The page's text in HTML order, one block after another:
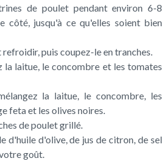
de poulet pendant environ 6-8
côté, jusqu'à ce qu'elles soient bien
refroidir, puis coupez-le en tranches.
la laitue, le concombre et les tomates
la laitue, le concombre, les
feta et les olives noires.
de poulet grillé.
d'huile d'olive, de jus de citron, de sel
goût.